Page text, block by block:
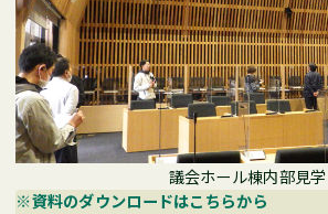
議会ホール棟内部見学
※資料のダウンロードはこちらから